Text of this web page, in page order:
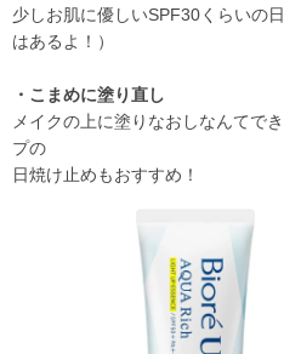
少しお肌に優しいSPF30くらいの
はあるよ！）
・こまめに塗り直し
メイクの上に塗りなおしなんてで
プの
日焼け止めもおすすめ！